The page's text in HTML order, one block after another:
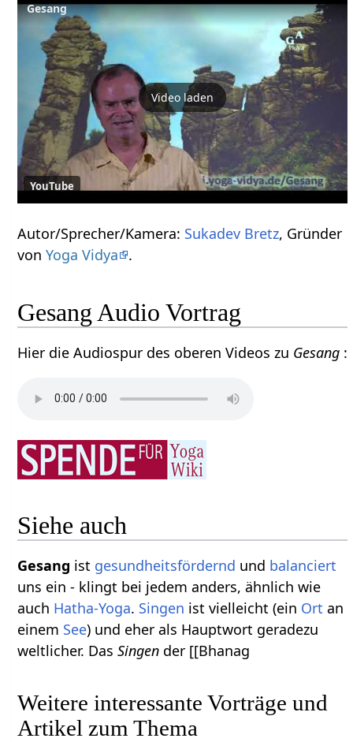
Gesang
Video laden
YouTube
Autor/Sprecher/Kamera: Sukadev Bretz, Gründer
vonYoga Vidya .
Gesang Audio Vortrag
Hier die Audiospur des oberen Videos zu Gesang :
Siehe auch
Gesang ist gesundheitsfördernd und balanciert
uns ein - klingt bei jedem anders, ähnlich wie
auch Hatha-Yoga. Singen ist vielleicht (ein Ort an
einem See) und eher als Hauptwort geradezu
weltlicher. DasSingen der [[Bhanag
Weitere interessante Vorträge und
Artikel zum Thema